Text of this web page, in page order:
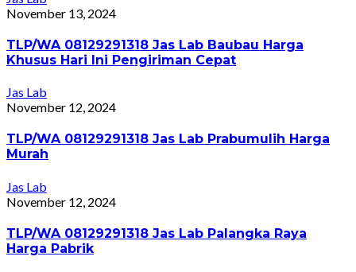
November 13, 2024
TLP/WA 08129291318 Jas Lab Baubau Harga
Khusus Hari Ini Pengiriman Cepat
Jas Lab
November 12, 2024
TLP/WA 08129291318 Jas Lab Prabumulih Harga
Murah
Jas Lab
November 12, 2024
TLP/WA 08129291318 Jas Lab Palangka Raya
Harga Pabrik